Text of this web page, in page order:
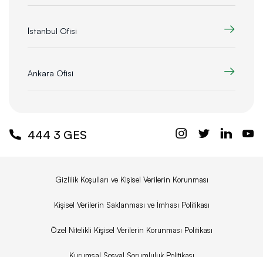
444 3 GES
İstanbul Ofisi
Ankara Ofisi
Gizlilik Koşulları ve Kişisel Verilerin Korunması
Kişisel Verilerin Saklanması ve İmhası Politikası
Özel Nitelikli Kişisel Verilerin Korunması Politikası